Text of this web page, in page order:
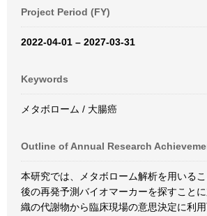
Project Period (FY)
2022-04-01 – 2027-03-31
Keywords
メタボローム / 大腸癌
Outline of Annual Research
本研究では、メタボローム解析を用いる
後の再発予測バイオマーカーを探すこと
織の代謝物から臨床現場の意思決定に利